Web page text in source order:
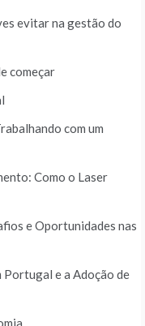
evitar na gestão do
começar
com um
Como o Laser
e Oportunidades nas
Portugal e a Adoção de